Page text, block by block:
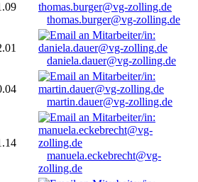
thomas.burger@vg-zolling.de
daniela.dauer@vg-zolling.de
martin.dauer@vg-zolling.de
manuela.eckebrecht@vg-
zolling.de